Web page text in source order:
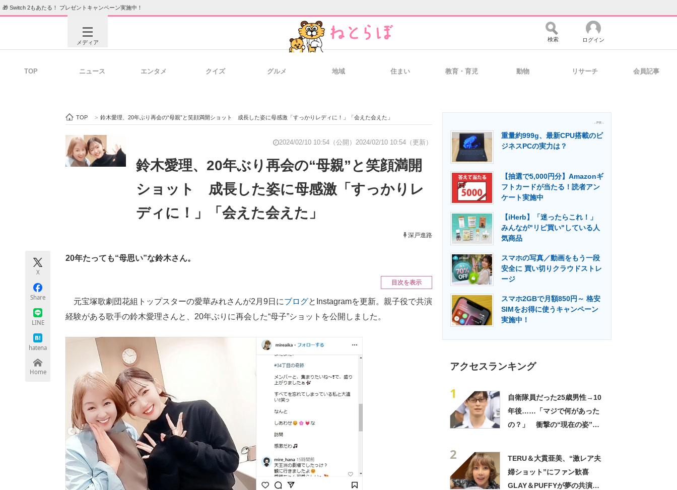
🎁 Switch 2もあたる！ プレゼントキャンペーン実施中！
メディア
ビジネスと働き方のヒント 経営リーダーのコミュニティ マーケ×ITの今がよく分かる
ITエンジニア向け専門サイト 企業向けIT製品の総合サイト IT製品の技術・比較・事例 製造業のIT導入・活用を支援
エネルギーの専門メディア 建設×テクノロジーの最前線
検索 ログイン
TOP ニュース エンタメ クイズ グルメ 地域 住まい 教育・育児 動物 リサーチ 会員記事
TOP > 鈴木愛理、20年ぶり再会の“母親”と笑顔満開ショット 成長した姿に母感激「すっかりレディに！」「会えた会えた」
2024/02/10 10:54（公開） 2024/02/10 10:54（更新）
鈴木愛理、20年ぶり再会の“母親”と笑顔満開
ショット 成長した姿に母感激「すっかりレ
ディに！」「会えた会えた」
深戸進路
X
Share
LINE
hatena
Home
20年たっても“母思い”な鈴木さん。
目次を表示
元宝塚歌劇団花組トップスターの愛華みれさんが2月9日にブログとInstagramを更新。親子役で共演
経験がある歌手の鈴木愛理さんと、20年ぶりに再会した“母子”ショットを公開しました。
- PR -
重量約999g、最新CPU搭載のビ
ジネスPCの実力は？
【抽選で5,000円分】Amazonギ
フトカードが当たる！読者アン
ケート実施中
【iHerb】「迷ったらこれ！」
みんなが"リピ買い"している人
気商品
スマホの写真／動画をもう一段
安全に 買い切りクラウドストレ
ージ
スマホ2GBで月額850円～ 格安
SIMをお得に使うキャンペーン
実施中！
アクセスランキング
1
自衛隊員だった25歳男性→10
年後……「マジで何があった
の？」 衝撃の“現在の姿”が
2
TERU＆大貫亜美、“激レア夫
婦ショット”にファン歓喜
GLAY＆PUFFYが夢の共演